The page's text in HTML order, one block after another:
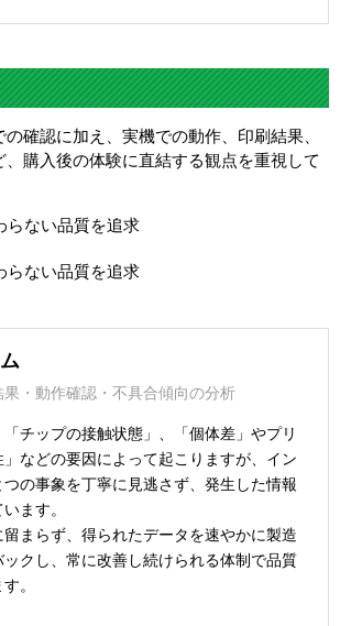
確認に加え、実機での動作、印刷結果、
、購入後の体験に直結する観点を重視して
・動作確認・不具合傾向の分析
チップの接触状態」、「個体差」やプリ
」などの要因によって起こりますが、イン
の事象を丁寧に見逃さず、発生した情報
ます。
まらず、得られたデータを速やかに製造
クし、常に改善し続けられる体制で品質
。